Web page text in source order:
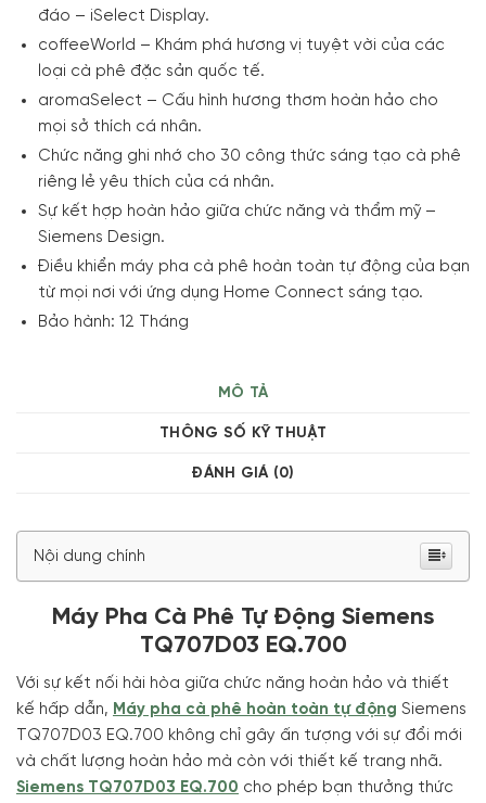
đáo – iSelect Display.
coffeeWorld – Khám phá hương vị tuyệt vời của các
loại cà phê đặc sản quốc tế.
aromaSelect – Cấu hình hương thơm hoàn hảo cho
mọi sở thích cá nhân.
Chức năng ghi nhớ cho 30 công thức sáng tạo cà phê
riêng lẻ yêu thích của cá nhân.
Sự kết hợp hoàn hảo giữa chức năng và thẩm mỹ –
Siemens Design.
Điều khiển máy pha cà phê hoàn toàn tự động của bạn
từ mọi nơi với ứng dụng Home Connect sáng tạo.
Bảo hành: 12 Tháng
MÔ TẢ
THÔNG SỐ KỸ THUẬT
ĐÁNH GIÁ (0)
Nội dung chính
Máy Pha Cà Phê Tự Động Siemens
TQ707D03 EQ.700
Với sự kết nối hài hòa giữa chức năng hoàn hảo và thiết
kế hấp dẫn, Máy pha cà phê hoàn toàn tự động Siemens
TQ707D03 EQ.700 không chỉ gây ấn tượng với sự đổi mới
và chất lượng hoàn hảo mà còn với thiết kế trang nhã.
Siemens TQ707D03 EQ.700 cho phép bạn thưởng thức